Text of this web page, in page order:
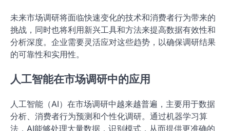
未来市场调研将面临快速变化的技术和消费者行为带来的
挑战，同时也将利用新兴工具和方法来提高数据有效性和
分析深度。企业需要灵活应对这些趋势，以确保调研结果
的可靠性和实用性。
人工智能在市场调研中的应用
人工智能（AI）在市场调研中越来越普遍，主要用于数据
分析、消费者行为预测和个性化调研。通过机器学习算
法，AI能够处理大量数据，识别模式，从而提供更准确的